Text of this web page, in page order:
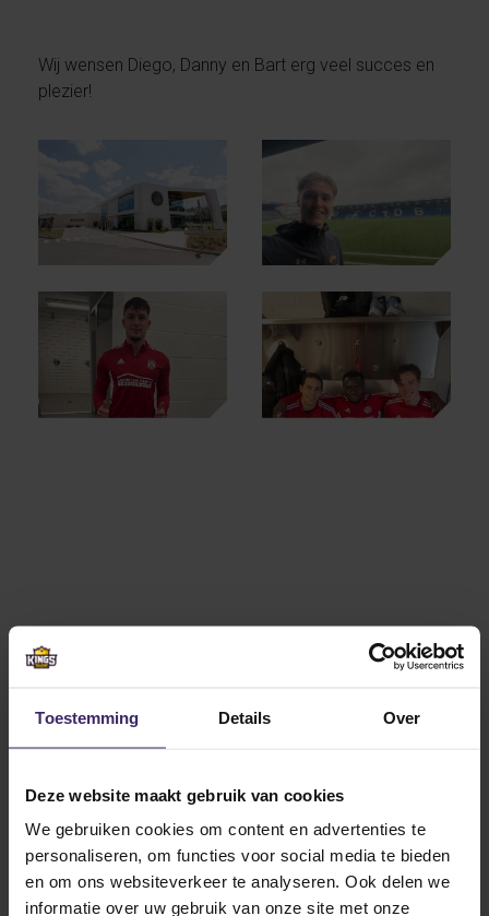
Toestemming Details Over
Deze website maakt gebruik van cookies
We gebruiken cookies om content en advertenties te
personaliseren, om functies voor social media te bieden
en om ons websiteverkeer te analyseren. Ook delen we
informatie over uw gebruik van onze site met onze
Wij wensen Diego, Danny en Bart erg veel succes en
plezier!
Other articles from these
Mar